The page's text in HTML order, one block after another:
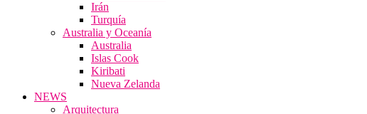
Irán
Turquía
Australia y Oceanía
Australia
Islas Cook
Kiribati
Nueva Zelanda
NEWS
Arquitectura